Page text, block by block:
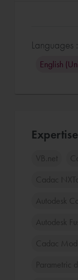
Languages :
English
VB.net
Cadac
Autodesk
Autodesk
Cadac
Parametric